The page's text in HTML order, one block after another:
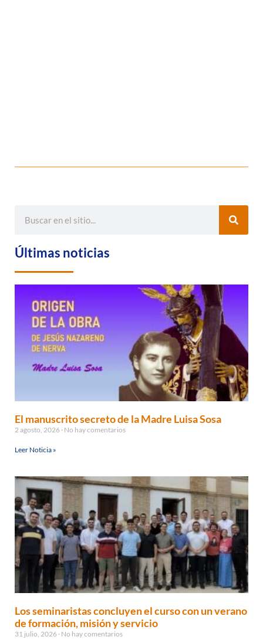
Últimas noticias
El manuscrito secreto de la Madre Luisa Sosa
2 agosto, 2026 No hay comentarios
Leer Noticia »
Los seminaristas concluyen el curso con un verano
de formación, misión y servicio
31 julio, 2026 No hay comentarios